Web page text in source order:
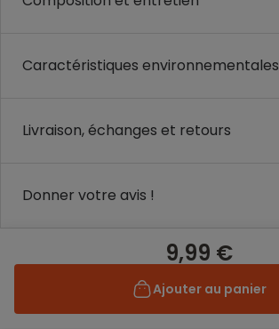
Caractéristiques environnementales
Livraison, échanges et retours
Donner votre avis !
9,99 €
Ajouter au panier